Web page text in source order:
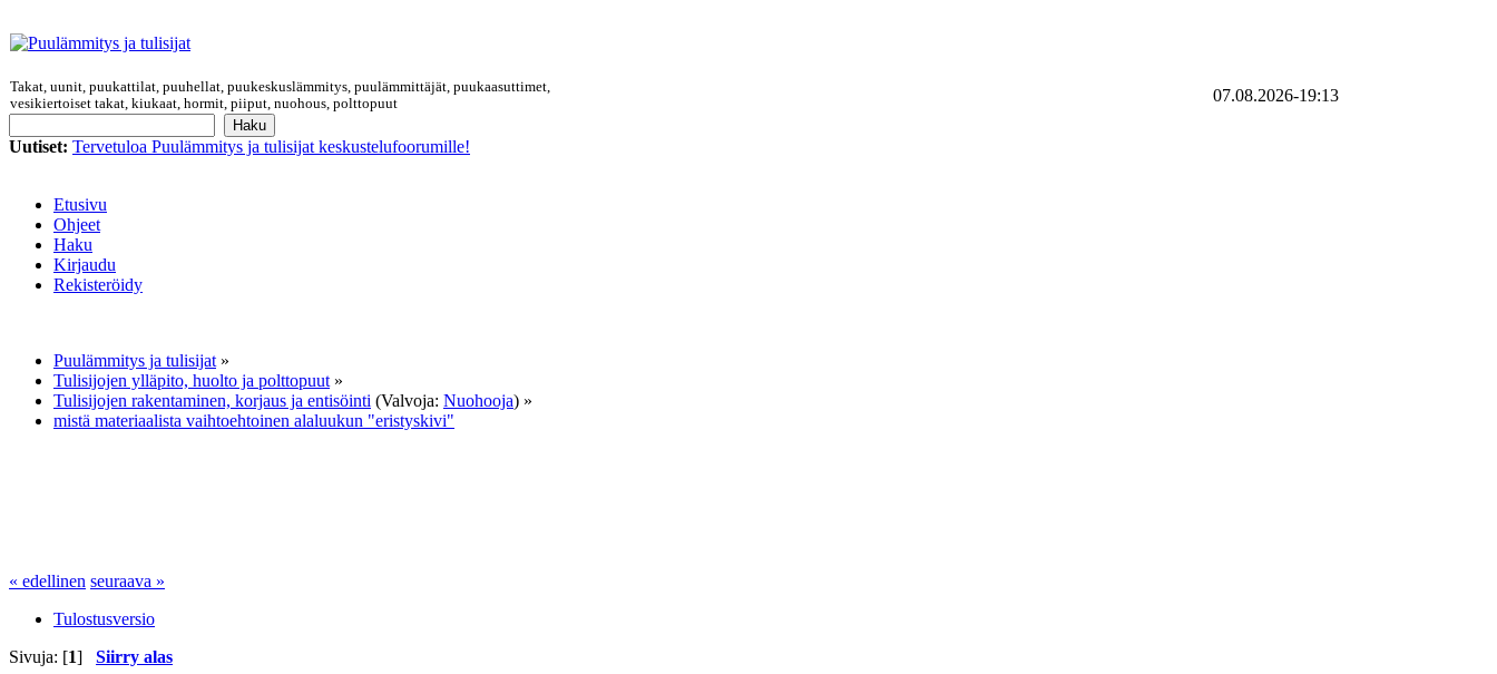
Takat, uunit, puukattilat, puuhellat, puukeskuslämmitys, puulämmittäjät, puukaasuttimet,
vesikiertoiset takat, kiukaat, hormit, piiput, nuohous, polttopuut
07.08.2026-19:13
Uutiset: Tervetuloa Puulämmitys ja tulisijat keskustelufoorumille!
Etusivu
Ohjeet
Haku
Kirjaudu
Rekisteröidy
Puulämmitys ja tulisijat »
Tulisijojen ylläpito, huolto ja polttopuut »
Tulisijojen rakentaminen, korjaus ja entisöinti (Valvoja: Nuohooja) »
mistä materiaalista vaihtoehtoinen alaluukun "eristyskivi"
« edellinen seuraava »
Tulostusversio
Sivuja: [1] Siirry alas